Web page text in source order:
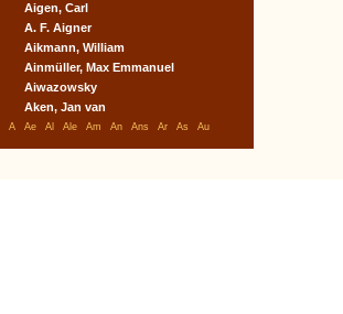
Aigen, Carl
A. F. Aigner
Aikmann, William
Ainmüller, Max Emmanuel
Aiwazowsky
Aken, Jan van
A Ae Al Ale Am An Ans Ar As Au